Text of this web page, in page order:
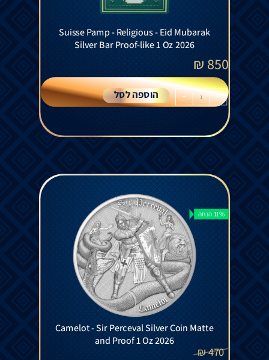
Suisse Pamp - Religious - Eid Mubarak
Silver Bar Proof-like 1 Oz 2026
850
₪
-
+ הוספה לסל
11% הנחה
Camelot - Sir Perceval Silver Coin Matte
and Proof 1 Oz 2026
470
₪